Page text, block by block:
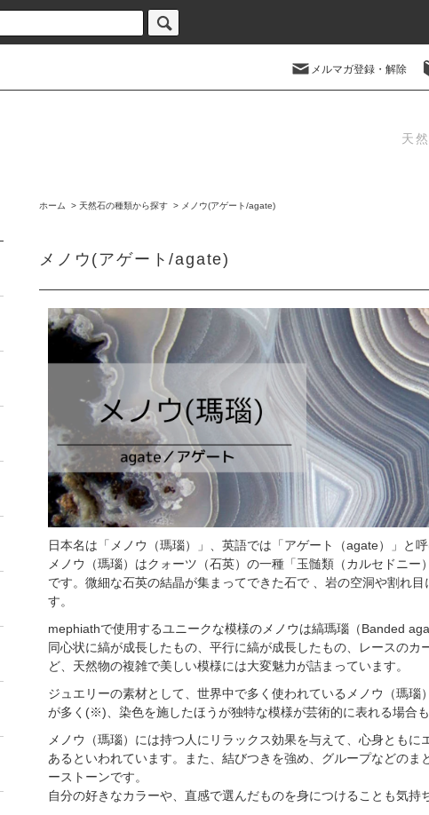
メルマガ登録・解除
天
ホーム > 天然石の種類から探す > メノウ(アゲート/agate)
メノウ(アゲート/agate)
日本名は「メノウ（瑪瑙）」、英語では「アゲート（agate）」と呼
メノウ（瑪瑙）はクォーツ（石英）の一種「玉髄類（カルセドニー
です。微細な石英の結晶が集まってできた石で 、岩の空洞や割れ
す。
mephiathで使用するユニークな模様のメノウは縞瑪瑙（Banded
同心状に縞が成長したもの、平行に縞が成長したもの、レースのカ
ど、天然物の複雑で美しい模様には大変魅力が詰まっています。
ジュエリーの素材として、世界中で多く使われているメノウ（瑪瑙
が多く(※)、染色を施したほうが独特な模様が芸術的に表れる場合も
メノウ（瑪瑙）には持つ人にリラックス効果を与えて、心身ともに
あるといわれています。また、結びつきを強め、グループなどのま
ーストーンです。
自分の好きなカラーや、直感で選んだものを身につけることも気持